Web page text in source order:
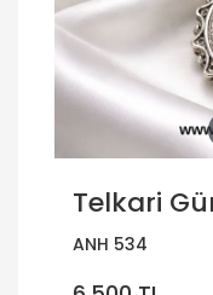
Telkari
ANH 534